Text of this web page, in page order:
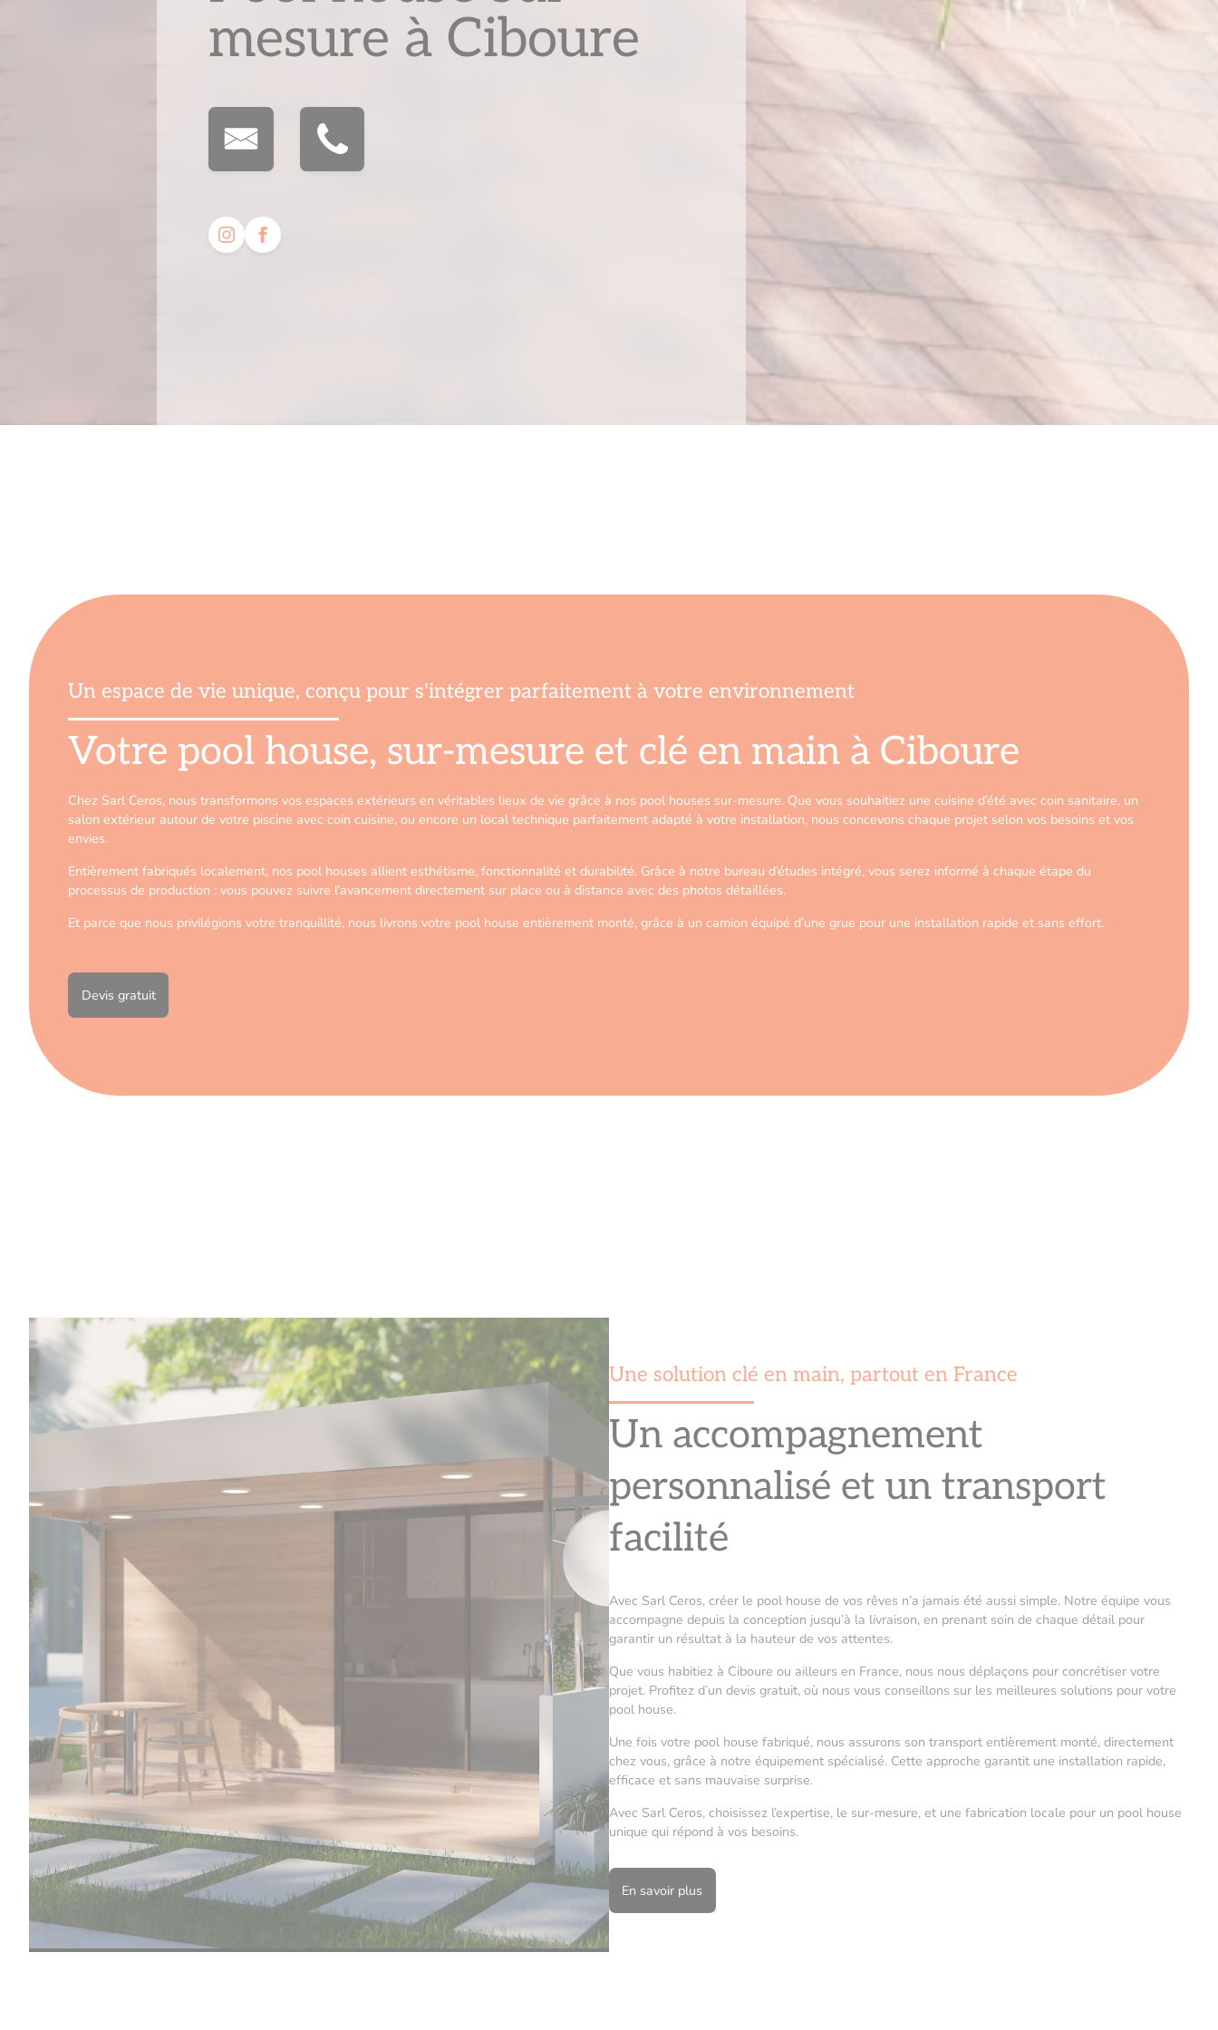
mesure à Ciboure
Un espace de vie unique, conçu pour s'intégrer parfaitement à votre environnement
Votre pool house, sur-mesure et clé en main à Ciboure
Chez Sarl Ceros, nous transformons vos espaces extérieurs en véritables lieux de vie grâce à nos pool houses sur-mesure. Que vous souhaitiez une cuisine d’été avec coin sanitaire, un
salon extérieur autour de votre piscine avec coin cuisine, ou encore un local technique parfaitement adapté à votre installation, nous concevons chaque projet selon vos besoins et vos
envies.
Entièrement fabriqués localement, nos pool houses allient esthétisme, fonctionnalité et durabilité. Grâce à notre bureau d’études intégré, vous serez informé à chaque étape du
processus de production : vous pouvez suivre l’avancement directement sur place ou à distance avec des photos détaillées.
Et parce que nous privilégions votre tranquillité, nous livrons votre pool house entièrement monté, grâce à un camion équipé d’une grue pour une installation rapide et sans effort.
Devis gratuit
Une solution clé en main, partout en France
Un accompagnement
personnalisé et un transport
facilité
Avec Sarl Ceros, créer le pool house de vos rêves n’a jamais été aussi simple. Notre équipe vous
accompagne depuis la conception jusqu’à la livraison, en prenant soin de chaque détail pour
garantir un résultat à la hauteur de vos attentes.
Que vous habitiez à Ciboure ou ailleurs en France, nous nous déplaçons pour concrétiser votre
projet. Profitez d’un devis gratuit, où nous vous conseillons sur les meilleures solutions pour votre
pool house.
Une fois votre pool house fabriqué, nous assurons son transport entièrement monté, directement
chez vous, grâce à notre équipement spécialisé. Cette approche garantit une installation rapide,
efficace et sans mauvaise surprise.
Avec Sarl Ceros, choisissez l’expertise, le sur-mesure, et une fabrication locale pour un pool house
unique qui répond à vos besoins.
En savoir plus